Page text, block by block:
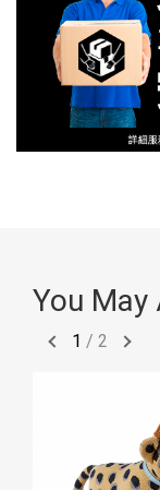
You May
1 / 2